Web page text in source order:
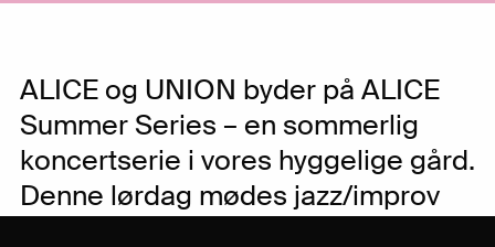
ALICE og UNION byder på ALICE
Summer Series – en sommerlig
koncertserie i vores hyggelige gård.
Denne lørdag mødes jazz/improv